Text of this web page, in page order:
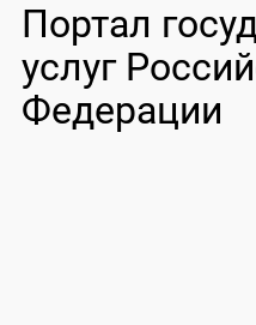
Портал
услуг
Федерации